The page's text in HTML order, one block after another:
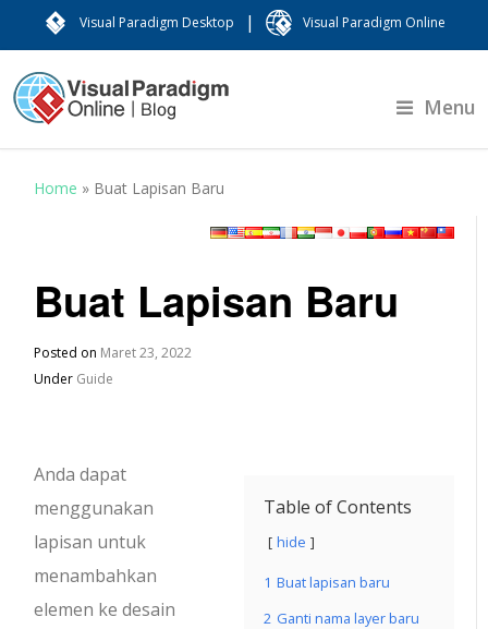
Visual Paradigm Desktop | Visual Paradigm Online
Menu
Home » Buat Lapisan Baru
Buat Lapisan Baru
Posted on Maret 23, 2022
Under Guide
Table of Contents
hide
1 Buat lapisan baru
2 Ganti nama layer baru
Anda dapat
menggunakan
lapisan untuk
menambahkan
elemen ke desain